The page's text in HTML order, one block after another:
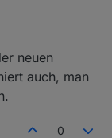
neuen
auch, man
0